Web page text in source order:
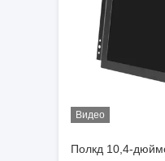
Видео
Полкд 10,4-